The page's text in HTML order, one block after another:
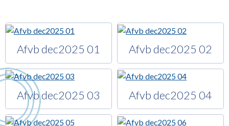
Afvb dec2025 01 Afvb dec2025 02
Afvb dec2025 03 Afvb dec2025 04